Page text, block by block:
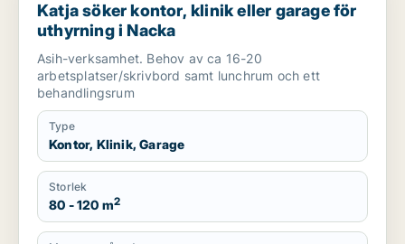
Katja söker kontor, klinik eller garage för
uthyrning i Nacka
Asih-verksamhet. Behov av ca 16-20
arbetsplatser/skrivbord samt lunchrum och ett
behandlingsrum
Type
Kontor, Klinik, Garage
Storlek
80 - 120 m2